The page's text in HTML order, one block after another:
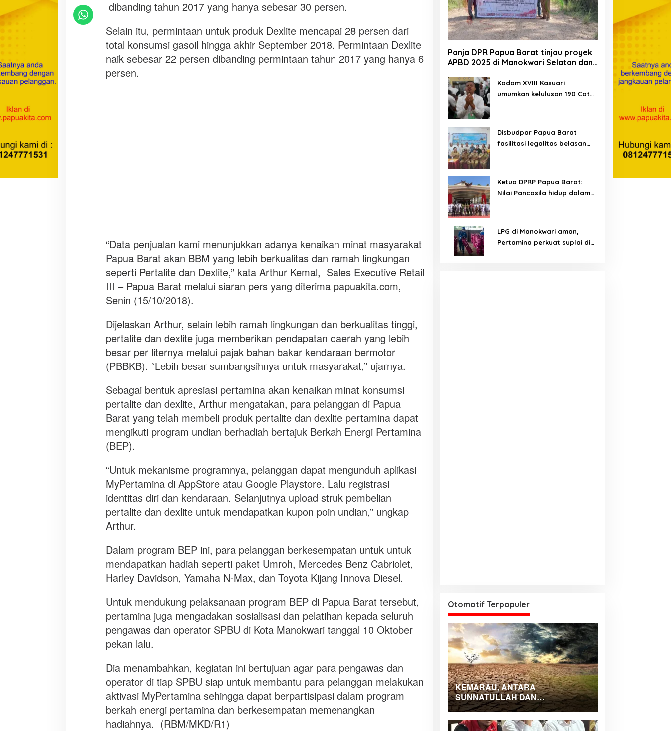
a
n
D
e
x
l
e
n
i
g
k
t
dibanding tahun 2017 yang hanya sebesar 30 persen.
Selain itu, permintaan untuk produk Dexlite mencapai 28 persen dari
total konsumsi gasoil hingga akhir September 2018. Permintaan Dexlite
naik sebesar 22 persen dibanding permintaan tahun 2017 yang hanya 6
persen.
“Data penjualan kami menunjukkan adanya kenaikan minat masyarakat
Papua Barat akan BBM yang lebih berkualitas dan ramah lingkungan
seperti Pertalite dan Dexlite,” kata Arthur Kemal, Sales Executive Retail
III – Papua Barat melalui siaran pers yang diterima papuakita.com,
Senin (15/10/2018).
Dijelaskan Arthur, selain lebih ramah lingkungan dan berkualitas tinggi,
pertalite dan dexlite juga memberikan pendapatan daerah yang lebih
besar per liternya melalui pajak bahan bakar kendaraan bermotor
(PBBKB). “Lebih besar sumbangsihnya untuk masyarakat,” ujarnya.
Sebagai bentuk apresiasi pertamina akan kenaikan minat konsumsi
pertalite dan dexlite, Arthur mengatakan, para pelanggan di Papua
Barat yang telah membeli produk pertalite dan dexlite pertamina dapat
mengikuti program undian berhadiah bertajuk Berkah Energi Pertamina
(BEP).
“Untuk mekanisme programnya, pelanggan dapat mengunduh aplikasi
MyPertamina di AppStore atau Google Playstore. Lalu registrasi
identitas diri dan kendaraan. Selanjutnya upload struk pembelian
pertalite dan dexlite untuk mendapatkan kupon poin undian,” ungkap
Arthur.
Dalam program BEP ini, para pelanggan berkesempatan untuk untuk
mendapatkan hadiah seperti paket Umroh, Mercedes Benz Cabriolet,
Harley Davidson, Yamaha N-Max, dan Toyota Kijang Innova Diesel.
Untuk mendukung pelaksanaan program BEP di Papua Barat tersebut,
pertamina juga mengadakan sosialisasi dan pelatihan kepada seluruh
pengawas dan operator SPBU di Kota Manokwari tanggal 10 Oktober
pekan lalu.
Dia menambahkan, kegiatan ini bertujuan agar para pengawas dan
operator di tiap SPBU siap untuk membantu para pelanggan melakukan
aktivasi MyPertamina sehingga dapat berpartisipasi dalam program
berkah energi pertamina dan berkesempatan memenangkan
hadiahnya. (RBM/MKD/R1)
Panja DPR Papua Barat tinjau proyek
APBD 2025 di Manokwari Selatan dan
Kodam XVIII Kasuari
umumkan kelulusan 190 Cata
Disbudpar Papua Barat
fasilitasi legalitas belasan
Ketua DPRP Papua Barat:
Nilai Pancasila hidup dalam
LPG di Manokwari aman,
Pertamina perkuat suplai di
Otomotif Terpopuler
KEMARAU, ANTARA
SUNNATULLAH DAN
MUHASABAH